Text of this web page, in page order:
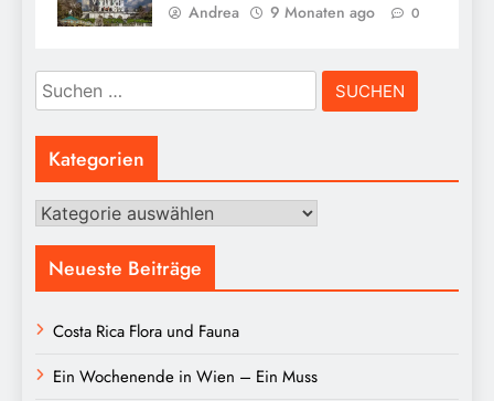
Andrea 9 Monaten ago 0
Suchen
nach:
Kategorien
Kategorien
Neueste Beiträge
Costa Rica Flora und Fauna
Ein Wochenende in Wien – Ein Muss